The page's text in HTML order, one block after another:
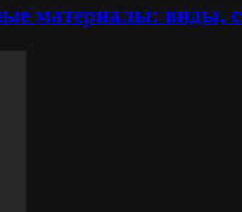
материалы: виды,